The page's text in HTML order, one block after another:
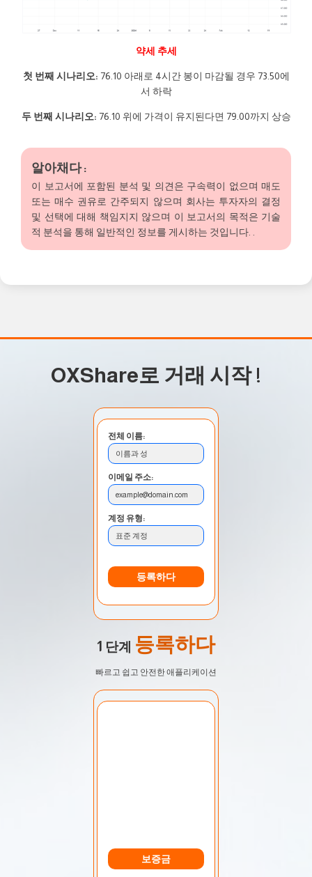
약세 추세
첫 번째 시나리오: 76.10 아래로 4시간 봉이 마감될 경우 73.50에
서 하락
두 번째 시나리오: 76.10 위에 가격이 유지된다면 79.00까지 상승
알아채다 :
이 보고서에 포함된 분석 및 의견은 구속력이 없으며 매도
또는 매수 권유로 간주되지 않으며 회사는 투자자의 결정
및 선택에 대해 책임지지 않으며 이 보고서의 목적은 기술
적 분석을 통해 일반적인 정보를 게시하는 것입니다. .
OXShare로 거래 시작!
전체 이름:
이름과 성
이메일 주소:
example@domain.com
계정 유형:
표준 계정
등록하다
1 단계 등록하다
빠르고 쉽고 안전한 애플리케이션
보증금